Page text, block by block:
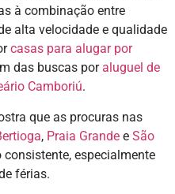
à combinação entre
alta velocidade e qualidade
casas para alugar por
das buscas por aluguel de
Camboriú.
que as procuras nas
, Praia Grande e São
especialmente
férias.